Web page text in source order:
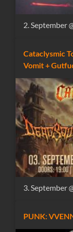
2. September
Cataclysmic
Vomit +
3. September
PUNK: